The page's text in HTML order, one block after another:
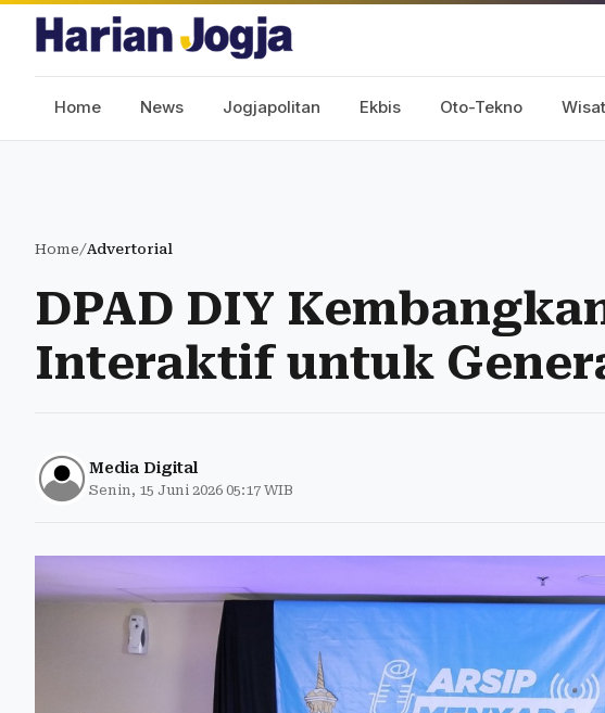
Home News Jogjapolitan Ekbis Oto-Tekno
Home/Advertorial
DPAD DIY
Interaktif untuk
Media Digital
Senin, 15 Juni 2026 05:17 WIB